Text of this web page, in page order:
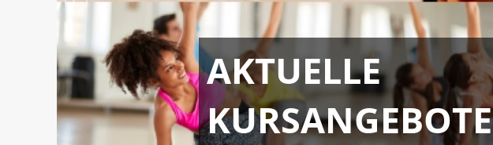
AKTUELLE
KURSANGEBOTE